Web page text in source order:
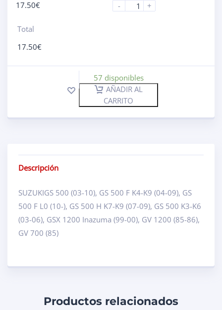
17.50€
-
+
Total
17.50€
57 disponibles
AÑADIR AL
CARRITO
Descripción
SUZUKIGS 500 (03-10), GS 500 F K4-K9 (04-09), GS
500 F L0 (10-), GS 500 H K7-K9 (07-09), GS 500 K3-K6
(03-06), GSX 1200 Inazuma (99-00), GV 1200 (85-86),
GV 700 (85)
Productos relacionados